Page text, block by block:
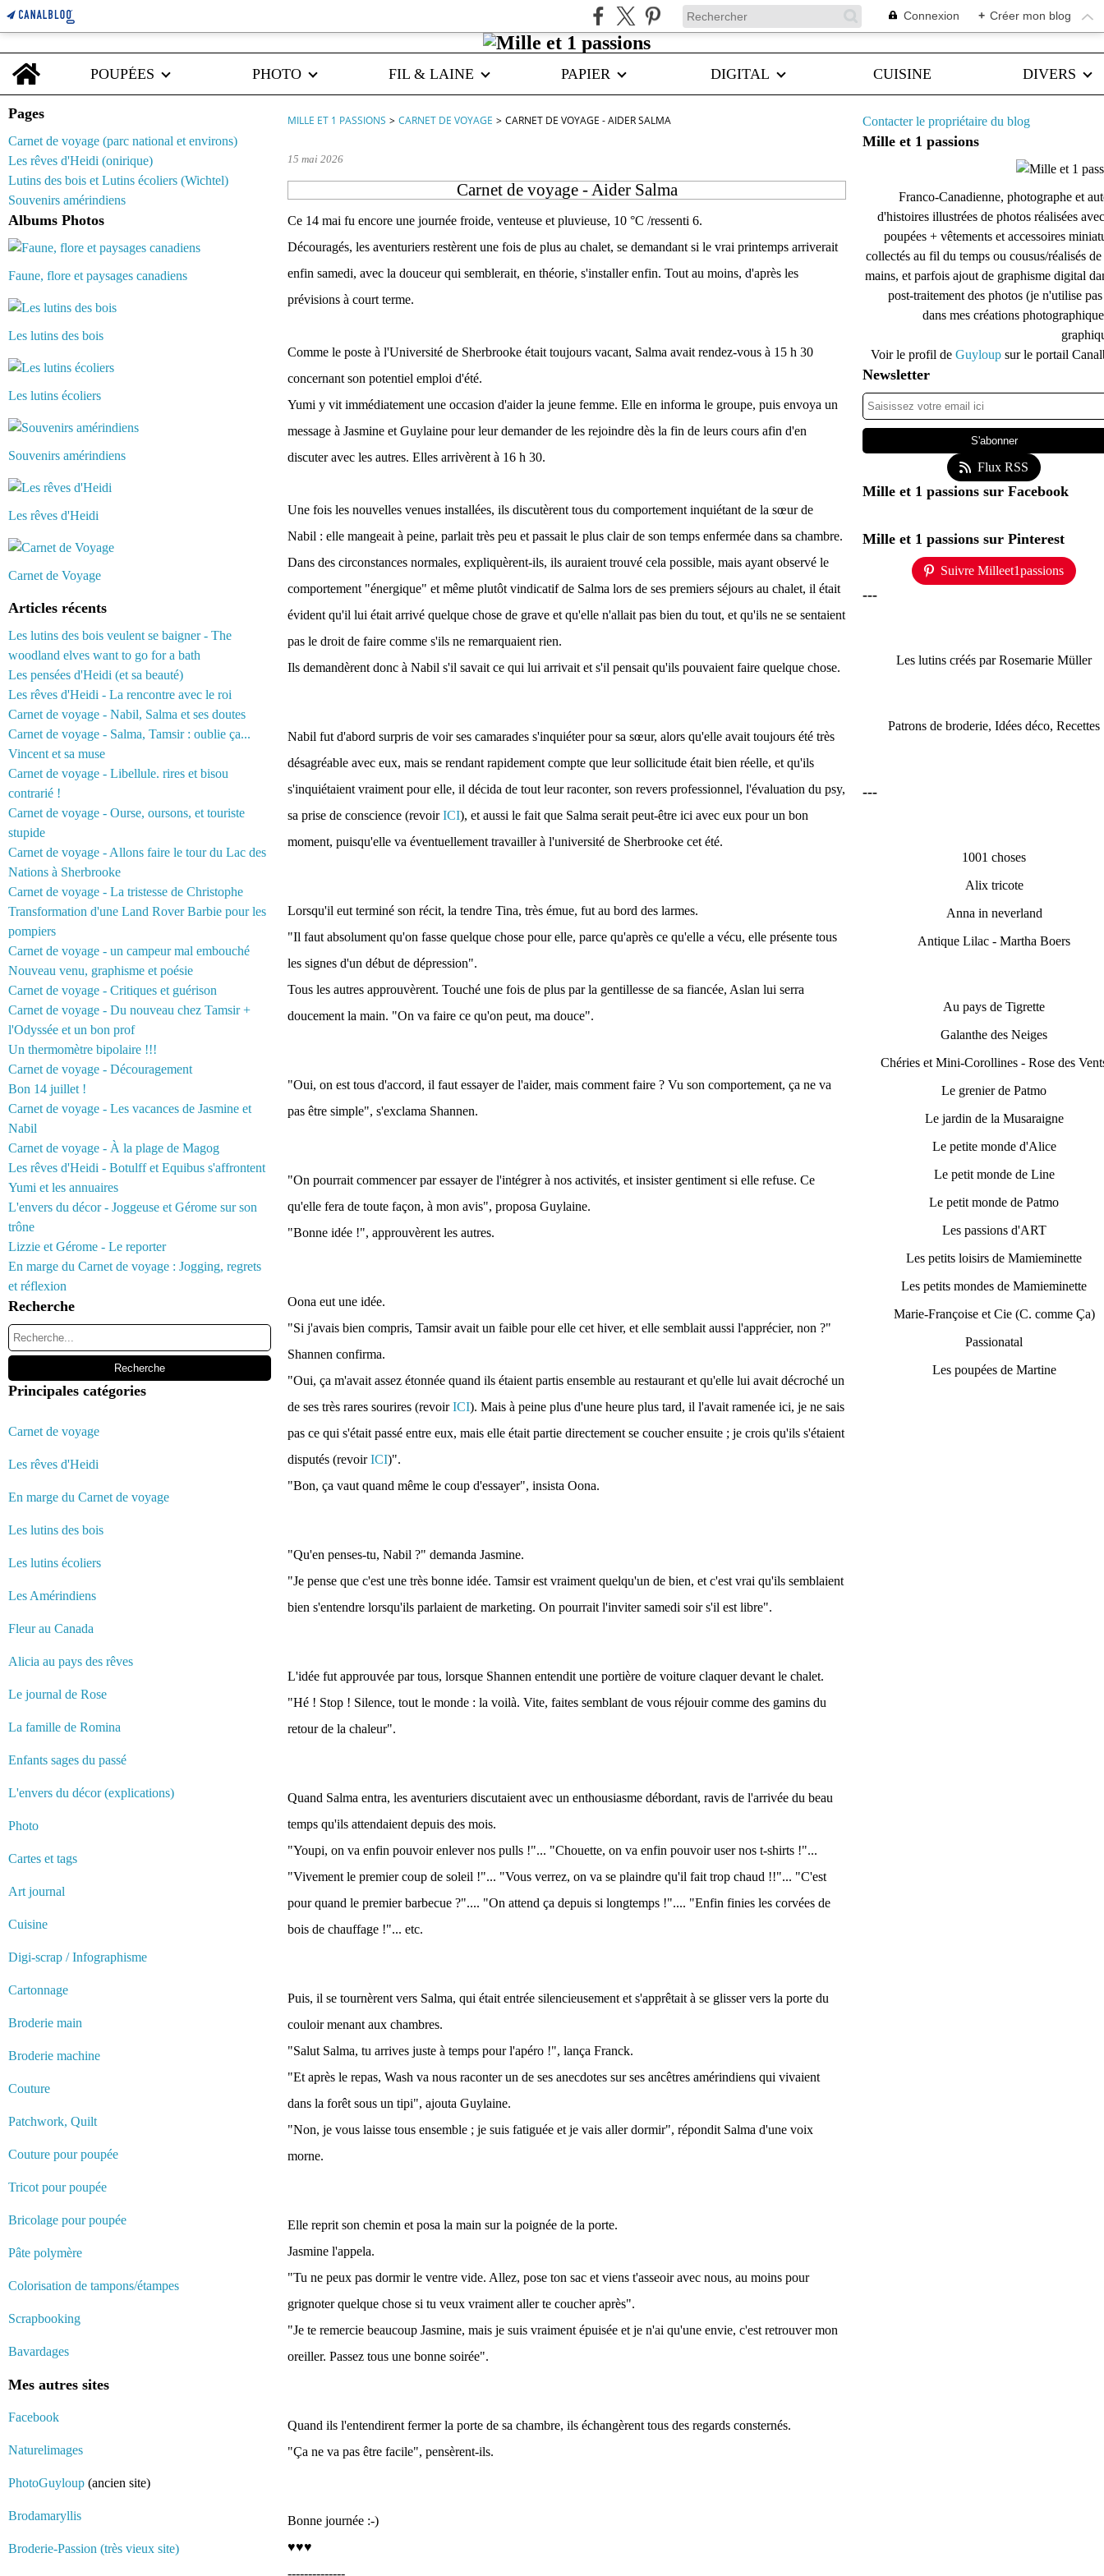
Connexion + Créer mon blog
Home
POUPÉES
PHOTO FIL & LAINE PAPIER DIGITAL CUISINE DIVERS
Pages
Carnet de voyage (parc national et environs)
Les rêves d'Heidi (onirique)
Lutins des bois et Lutins écoliers (Wichtel)
Souvenirs amérindiens
Albums Photos
Faune, flore et paysages canadiens
Les lutins des bois
Les lutins écoliers
Souvenirs amérindiens
Les rêves d'Heidi
Carnet de Voyage
Articles récents
Les lutins des bois veulent se baigner - The
woodland elves want to go for a bath
Les pensées d'Heidi (et sa beauté)
Les rêves d'Heidi - La rencontre avec le roi
Carnet de voyage - Nabil, Salma et ses doutes
Carnet de voyage - Salma, Tamsir : oublie ça...
Vincent et sa muse
Carnet de voyage - Libellule. rires et bisou
contrarié !
Carnet de voyage - Ourse, oursons, et touriste
stupide
Carnet de voyage - Allons faire le tour du Lac des
Nations à Sherbrooke
Carnet de voyage - La tristesse de Christophe
Transformation d'une Land Rover Barbie pour les
pompiers
Carnet de voyage - un campeur mal embouché
Nouveau venu, graphisme et poésie
Carnet de voyage - Critiques et guérison
Carnet de voyage - Du nouveau chez Tamsir +
l'Odyssée et un bon prof
Un thermomètre bipolaire !!!
Carnet de voyage - Découragement
Bon 14 juillet !
Carnet de voyage - Les vacances de Jasmine et
Nabil
Carnet de voyage - À la plage de Magog
Les rêves d'Heidi - Botulff et Equibus s'affrontent
Yumi et les annuaires
L'envers du décor - Joggeuse et Gérome sur son
trône
Lizzie et Gérome - Le reporter
En marge du Carnet de voyage : Jogging, regrets
et réflexion
Recherche
Principales catégories
Carnet de voyage
Les rêves d'Heidi
En marge du Carnet de voyage
Les lutins des bois
Les lutins écoliers
Les Amérindiens
Fleur au Canada
Alicia au pays des rêves
Le journal de Rose
La famille de Romina
Enfants sages du passé
L'envers du décor (explications)
Photo
Cartes et tags
Art journal
Cuisine
Digi-scrap / Infographisme
Cartonnage
Broderie main
Broderie machine
Couture
Patchwork, Quilt
Couture pour poupée
Tricot pour poupée
Bricolage pour poupée
Pâte polymère
Colorisation de tampons/étampes
Scrapbooking
Bavardages
Mes autres sites
Facebook
Naturelimages
PhotoGuyloup (ancien site)
Brodamaryllis
Broderie-Passion (très vieux site)
MILLE ET 1 PASSIONS > CARNET DE VOYAGE > CARNET DE VOYAGE - AIDER SALMA
15 mai 2026
Carnet de voyage - Aider Salma
Ce 14 mai fu encore une journée froide, venteuse et pluvieuse, 10 °C /ressenti 6.
Découragés, les aventuriers restèrent une fois de plus au chalet, se demandant si le vrai printemps arriverait
enfin samedi, avec la douceur qui semblerait, en théorie, s'installer enfin. Tout au moins, d'après les
prévisions à court terme.
Comme le poste à l'Université de Sherbrooke était toujours vacant, Salma avait rendez-vous à 15 h 30
concernant son potentiel emploi d'été.
Yumi y vit immédiatement une occasion d'aider la jeune femme. Elle en informa le groupe, puis envoya un
message à Jasmine et Guylaine pour leur demander de les rejoindre dès la fin de leurs cours afin d'en
discuter avec les autres. Elles arrivèrent à 16 h 30.
Une fois les nouvelles venues installées, ils discutèrent tous du comportement inquiétant de la sœur de
Nabil : elle mangeait à peine, parlait très peu et passait le plus clair de son temps enfermée dans sa chambre.
Dans des circonstances normales, expliquèrent-ils, ils auraient trouvé cela possible, mais ayant observé le
comportement "énergique" et même plutôt vindicatif de Salma lors de ses premiers séjours au chalet, il était
évident qu'il lui était arrivé quelque chose de grave et qu'elle n'allait pas bien du tout, et qu'ils ne se sentaient
pas le droit de faire comme s'ils ne remarquaient rien.
Ils demandèrent donc à Nabil s'il savait ce qui lui arrivait et s'il pensait qu'ils pouvaient faire quelque chose.
Nabil fut d'abord surpris de voir ses camarades s'inquiéter pour sa sœur, alors qu'elle avait toujours été très
désagréable avec eux, mais se rendant rapidement compte que leur sollicitude était bien réelle, et qu'ils
s'inquiétaient vraiment pour elle, il décida de tout leur raconter, son revers professionnel, l'évaluation du psy,
sa prise de conscience (revoirICI), et aussi le fait que Salma serait peut-être ici avec eux pour un bon
moment, puisqu'elle va éventuellement travailler à l'université de Sherbrooke cet été.
Lorsqu'il eut terminé son récit, la tendre Tina, très émue, fut au bord des larmes.
"Il faut absolument qu'on fasse quelque chose pour elle, parce qu'après ce qu'elle a vécu, elle présente tous
les signes d'un début de dépression".
Tous les autres approuvèrent. Touché une fois de plus par la gentillesse de sa fiancée, Aslan lui serra
doucement la main. "On va faire ce qu'on peut, ma douce".
"Oui, on est tous d'accord, il faut essayer de l'aider, mais comment faire ? Vu son comportement, ça ne va
pas être simple", s'exclama Shannen.
"On pourrait commencer par essayer de l'intégrer à nos activités, et insister gentiment si elle refuse. Ce
qu'elle fera de toute façon, à mon avis", proposa Guylaine.
"Bonne idée !", approuvèrent les autres.
Oona eut une idée.
"Si j'avais bien compris, Tamsir avait un faible pour elle cet hiver, et elle semblait aussi l'apprécier, non ?"
Shannen confirma.
"Oui, ça m'avait assez étonnée quand ils étaient partis ensemble au restaurant et qu'elle lui avait décroché un
de ses très rares sourires (revoirICI). Mais à peine plus d'une heure plus tard, il l'avait ramenée ici, je ne sais
pas ce qui s'était passé entre eux, mais elle était partie directement se coucher ensuite ; je crois qu'ils s'étaient
disputés (revoirICI)".
"Bon, ça vaut quand même le coup d'essayer", insista Oona.
"Qu'en penses-tu, Nabil ?" demanda Jasmine.
"Je pense que c'est une très bonne idée. Tamsir est vraiment quelqu'un de bien, et c'est vrai qu'ils semblaient
bien s'entendre lorsqu'ils parlaient de marketing. On pourrait l'inviter samedi soir s'il est libre".
L'idée fut approuvée par tous, lorsque Shannen entendit une portière de voiture claquer devant le chalet.
"Hé ! Stop ! Silence, tout le monde : la voilà. Vite, faites semblant de vous réjouir comme des gamins du
retour de la chaleur".
Quand Salma entra, les aventuriers discutaient avec un enthousiasme débordant, ravis de l'arrivée du beau
temps qu'ils attendaient depuis des mois.
"Youpi, on va enfin pouvoir enlever nos pulls !"... "Chouette, on va enfin pouvoir user nos t-shirts !"...
"Vivement le premier coup de soleil !"... "Vous verrez, on va se plaindre qu'il fait trop chaud !!"... "C'est
pour quand le premier barbecue ?".... "On attend ça depuis si longtemps !".... "Enfin finies les corvées de
bois de chauffage !"... etc.
Puis, il se tournèrent vers Salma, qui était entrée silencieusement et s'apprêtait à se glisser vers la porte du
couloir menant aux chambres.
"Salut Salma, tu arrives juste à temps pour l'apéro !", lança Franck.
"Et après le repas, Wash va nous raconter un de ses anecdotes sur ses ancêtres amérindiens qui vivaient
dans la forêt sous un tipi", ajouta Guylaine.
"Non, je vous laisse tous ensemble ; je suis fatiguée et je vais aller dormir", répondit Salma d'une voix
morne.
Elle reprit son chemin et posa la main sur la poignée de la porte.
Jasmine l'appela.
"Tu ne peux pas dormir le ventre vide. Allez, pose ton sac et viens t'asseoir avec nous, au moins pour
grignoter quelque chose si tu veux vraiment aller te coucher après".
"Je te remercie beaucoup Jasmine, mais je suis vraiment épuisée et je n'ai qu'une envie, c'est retrouver mon
oreiller. Passez tous une bonne soirée".
Quand ils l'entendirent fermer la porte de sa chambre, ils échangèrent tous des regards consternés.
"Ça ne va pas être facile", pensèrent-ils.
Bonne journée :-)
♥♥♥
--------------
Contacter le propriétaire du blog
Mille et 1 passions
Franco-Canadienne, photographe et
d'histoires illustrées de photos réalisées
poupées + vêtements et accessoires
collectés au fil du temps ou cousus/réalisés de
mains, et parfois ajout de graphisme digital
post-traitement des photos (je n'utilise
dans mes créations
Voir le profil de Guyloup sur le portail
Newsletter
Flux RSS
Mille et 1 passions sur Facebook
Mille et 1 passions sur Pinterest
Suivre Milleet1passions
---
Les lutins créés par Rosemarie Müller
Patrons de broderie, Idées déco, Recettes
---
1001 choses
Alix tricote
Anna in neverland
Antique Lilac - Martha Boers
Au pays de Tigrette
Galanthe des Neiges
Chéries et Mini-Corollines - Rose des
Le grenier de Patmo
Le jardin de la Musaraigne
Le petite monde d'Alice
Le petit monde de Line
Le petit monde de Patmo
Les passions d'ART
Les petits loisirs de Mamieminette
Les petits mondes de Mamieminette
Marie-Françoise et Cie (C. comme Ça)
Passionatal
Les poupées de Martine